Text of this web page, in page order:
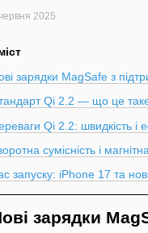
2025
зарядки MagSafe з
Qi 2.2 — що це
Qi 2.2: швидкість і
сумісніст͏ь і
запуску: iPhone 17 та
зарядки